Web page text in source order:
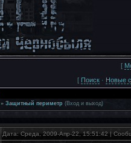
[
[ Поиск · Новые
» Защитный периметр (Вход и выход)
Дата: Среда, 2009-Апр-22, 15:51:42 |